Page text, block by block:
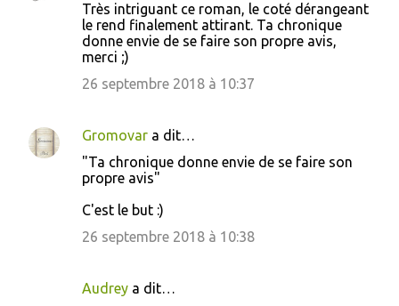
Très intriguant ce roman, le coté dérangeant
le rend finalement attirant. Ta chronique
donne envie de se faire son propre avis,
merci ;)
26 septembre 2018 à 10:37
Gromovar a dit…
"Ta chronique donne envie de se faire son
propre avis"
C'est le but :)
26 septembre 2018 à 10:38
Audrey a dit…